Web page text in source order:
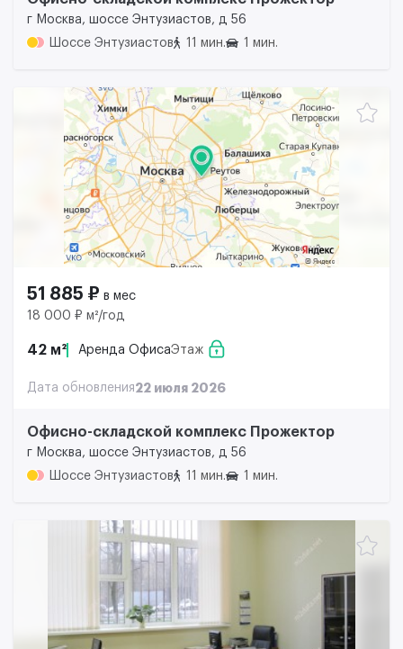
г Москва, шоссе Энтузиастов, д 56
Шоссе Энтузиастов
11 мин. 1 мин.
51 885 ₽ в мес
18 000 ₽ м²/год
42 м² Аренда ОфисаЭтаж
Дата обновления22 июля 2026
Офисно-складской комплекс Прожектор
г Москва, шоссе Энтузиастов, д 56
Шоссе Энтузиастов
11 мин. 1 мин.